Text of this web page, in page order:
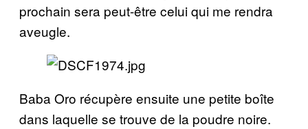
prochain sera peut-être celui qui me rendra
aveugle.
Baba Oro récupère ensuite une petite boîte
dans laquelle se trouve de la poudre noire.